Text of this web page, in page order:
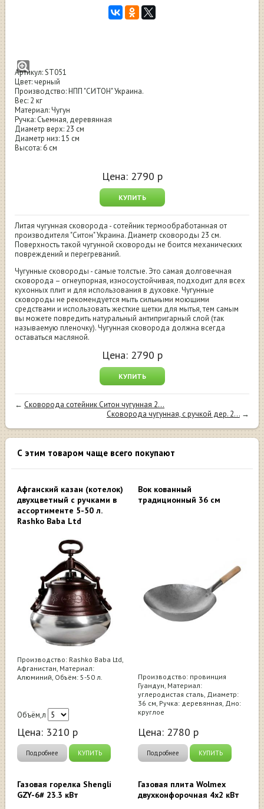
Артикул: ST051
Цвет: черный
Производство: НПП "СИТОН" Украина.
Вес: 2 кг
Материал: Чугун
Ручка: Съемная, деревянная
Диаметр верх: 23 см
Диаметр низ: 15 см
Высота: 6 см
Цена: 2790 р
КУПИТЬ
Литая чугунная сковорода - сотейник термообработанная от
производителя "Ситон" Украина. Диаметр сковороды 23 см.
Поверхность такой чугунной сковороды не боится механических
повреждений и перегреваний.
Чугунные сковороды - самые толстые. Это самая долговечная
сковорода – огнеупорная, износоустойчивая, подходит для всех
кухонных плит и для использования в духовке. Чугунные
сковороды не рекомендуется мыть сильными моющими
средствами и использовать жесткие щетки для мытья, тем самым
вы можете повредить натуральный антипригарный слой (так
называемую пленочку). Чугунная сковорода должна всегда
оставаться масляной.
Цена: 2790 р
КУПИТЬ
← Сковорода сотейник Ситон чугунная 2...
Сковорода чугунная, с ручкой дер. 2...→
С этим товаром чаще всего покупают
Афганский казан (котелок)
двухцветный c ручками в
ассортименте 5-50 л.
Rashko Baba Ltd
Производство: Rashko Baba Ltd,
Афганистан, Материал:
Алюминий, Объём: 5-50 л.
Объём,л
Цена: 3210 р
Подробнее КУПИТЬ
Вок кованный
традиционный 36 см
Производство: провинция
Гуандун, Материал:
углеродистая сталь, Диаметр:
36 см, Ручка: деревянная, Дно:
круглое
Цена: 2780 р
Подробнее КУПИТЬ
Газовая горелка Shengli
GZY-6# 23.3 кВт
Газовая плита Wolmex
двухконфорочная 4х2 кВт